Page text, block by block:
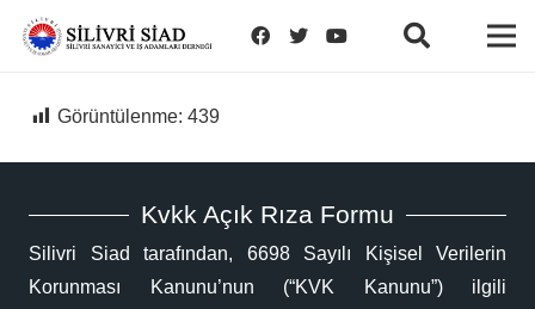
Görüntülenme: 439
Kvkk Açık Rıza Formu
Silivri Siad tarafından, 6698 Sayılı Kişisel Verilerin
Korunması Kanunu’nun (“KVK Kanunu”) ilgili